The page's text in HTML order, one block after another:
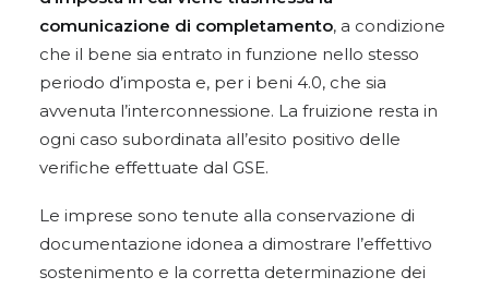
comunicazione di completamento, a condizione
che il bene sia entrato in funzione nello stesso
periodo d’imposta e, per i beni 4.0, che sia
avvenuta l’interconnessione. La fruizione resta in
ogni caso subordinata all’esito positivo delle
verifiche effettuate dal GSE.
Le imprese sono tenute alla conservazione di
documentazione idonea a dimostrare l’effettivo
sostenimento e la corretta determinazione dei